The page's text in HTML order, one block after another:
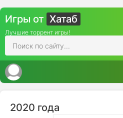
Игры от Хатаб
Лучшие торрент игры!
2020 года